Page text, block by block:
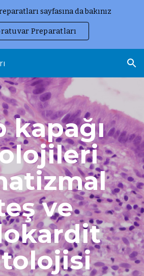
sayfasına da bakınız
Preparatları
kapağı
ve